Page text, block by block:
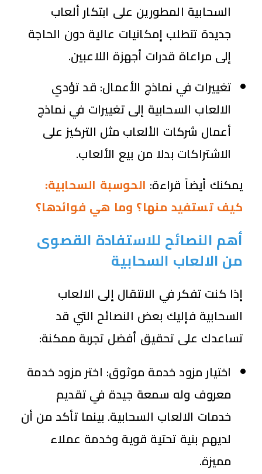
السحابية المطورين على ابتكار ألعاب
جديدة تتطلب إمكانيات عالية دون الحاجة
إلى مراعاة قدرات أجهزة اللاعبين.
تغييرات في نماذج الأعمال: قد تؤدي
الالعاب السحابية إلى تغييرات في نماذج
أعمال شركات الألعاب مثل التركيز على
الاشتراكات بدلا من بيع الألعاب.
يمكنك أيضاً قراءة: الحوسبة السحابية:
كيف تستفيد منها؟ وما هي فوائدها؟
أهم النصائح للاستفادة القصوى
من الالعاب السحابية
إذا كنت تفكر في الانتقال إلى الالعاب
السحابية فإليك بعض النصائح التي قد
تساعدك على تحقيق أفضل تجربة ممكنة:
اختيار مزود خدمة موثوق: اختر مزود خدمة
معروف وله سمعة جيدة في تقديم
خدمات الالعاب السحابية. بينما تأكد من أن
لديهم بنية تحتية قوية وخدمة عملاء
مميزة.